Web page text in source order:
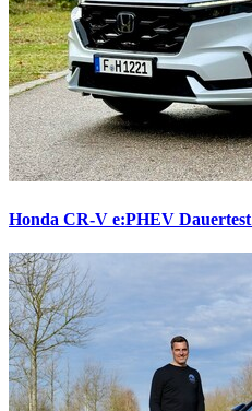
Honda CR-V e:PHEV Dauertest